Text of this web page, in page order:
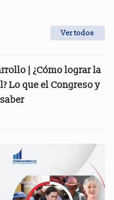
Ver todos
| ¿Cómo lograr la
Lo que el Congreso y